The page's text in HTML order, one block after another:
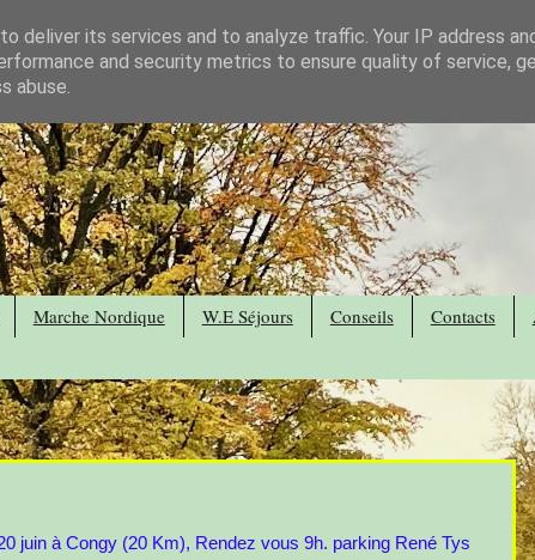
Marche Nordique W.E Séjours Conseils Contacts
juin à Congy (20 Km), Rendez vous 9h. parking René Tys
deliver its services and to analyze traffic. Your IP address
and security metrics to ensure quality of service,
abuse.